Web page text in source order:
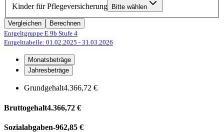
Kinder für Pflegeversicherung
Bitte wählen
Vergleichen
Berechnen
Entgeltgruppe E 9b Stufe 4
Entgelttabelle: 01.02.2025 - 31.03.2026
Monatsbeträge
Jahresbeträge
Grundgehalt4.366,72 €
Bruttogehalt4.366,72 €
Sozialabgaben-962,85 €